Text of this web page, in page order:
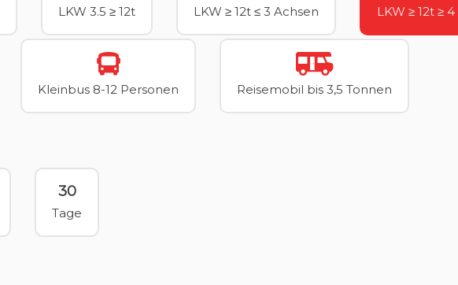
LKW 3.5 ≥ 12t LKW ≥ 12t ≤ 3 Achsen LKW ≥ 12t ≥
Kleinbus 8-12 Personen Reisemobil bis 3,5 Tonnen
30
Tage